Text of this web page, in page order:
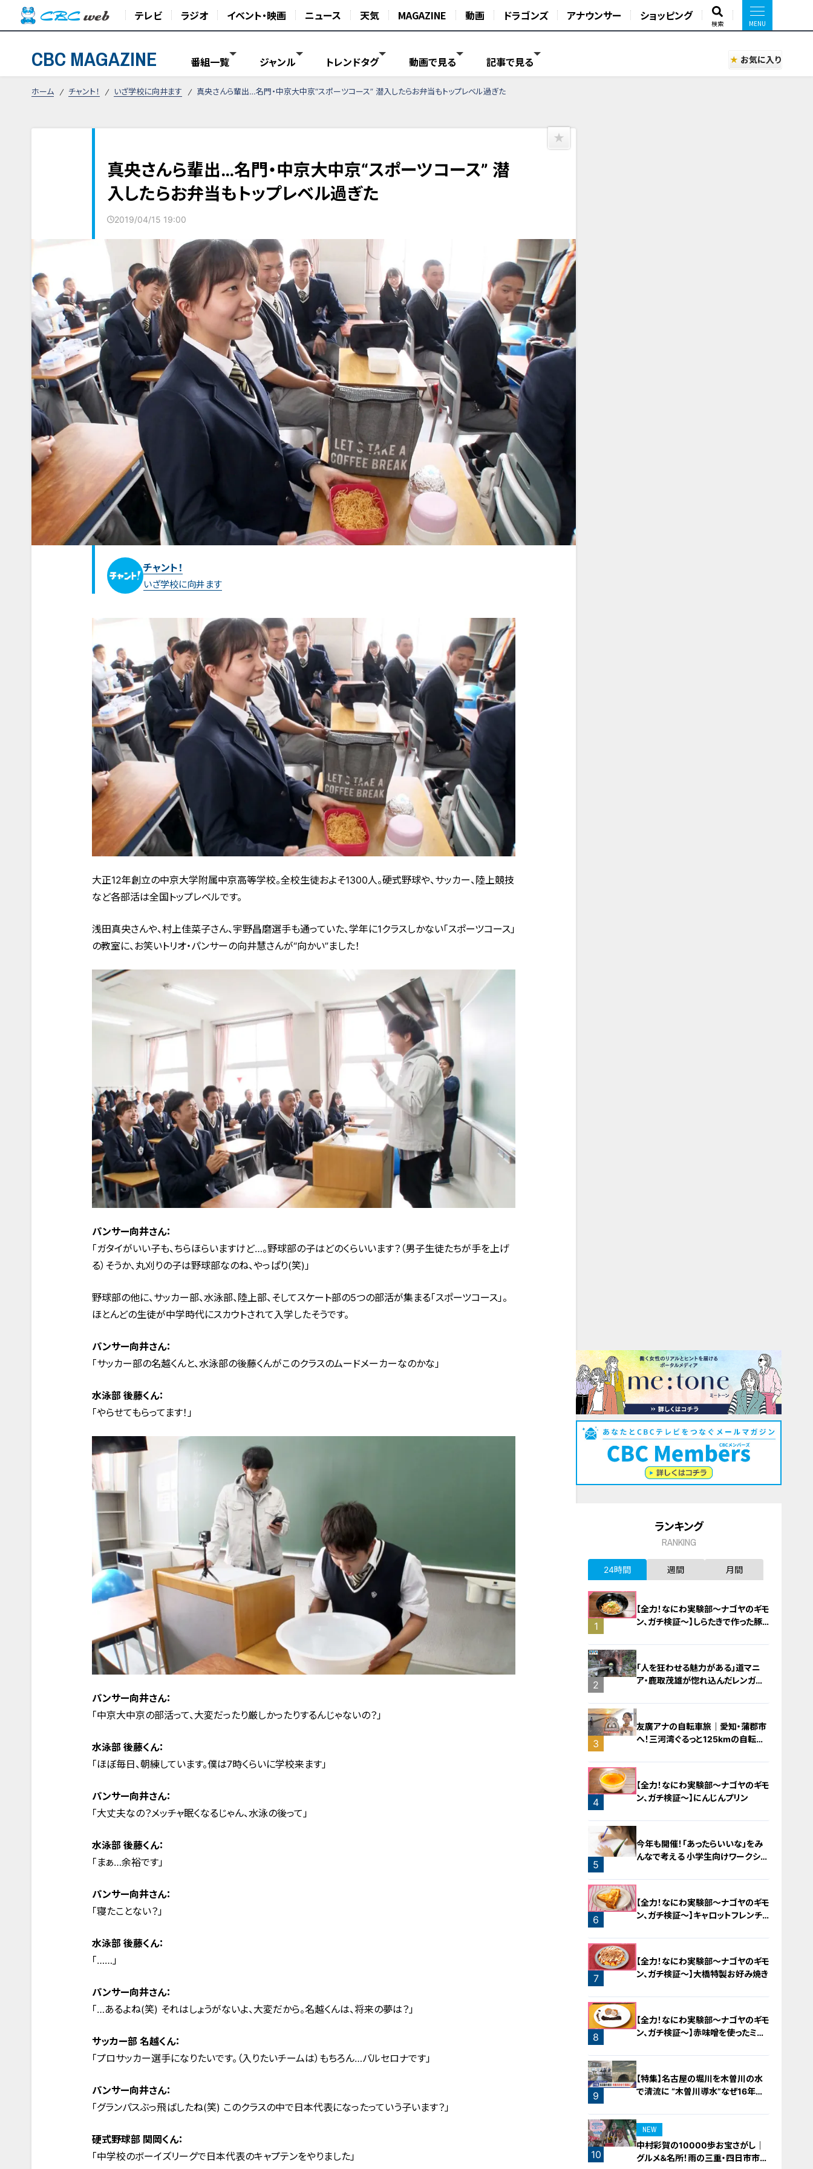
テレビ ラジオ イベント・映画 ニュース 天気 MAGAZINE 動画 ドラゴンズ アナウンサー ショッピング
検索
CBC MAGAZINE 番組一覧 ジャンル トレンドタグ 動画で見る 記事で見る お気に入り
ホーム チャント！ いざ学校に向井ます 真央さんら輩出…名門・中京大中京“スポーツコース” 潜入したらお弁当もトップレベル過ぎた
真央さんら輩出…名門・中京大中京“スポーツコース” 潜
入したらお弁当もトップレベル過ぎた
2019/04/15 19:00
チャント！
いざ学校に向井ます
大正12年創立の中京大学附属中京高等学校。全校生徒およそ1300人。硬式野球や、サッカー、陸上競技
など各部活は全国トップレベルです。
浅田真央さんや、村上佳菜子さん、宇野昌磨選手も通っていた、学年に1クラスしかない「スポーツコース」
の教室に、お笑いトリオ・パンサーの向井慧さんが“向かい”ました！
パンサー向井さん：
「ガタイがいい子も、ちらほらいますけど…。野球部の子はどのくらいいます？（男子生徒たちが手を上げ
る）そうか、丸刈りの子は野球部なのね、やっぱり(笑)」
野球部の他に、サッカー部、水泳部、陸上部、そしてスケート部の5つの部活が集まる「スポーツコース」。
ほとんどの生徒が中学時代にスカウトされて入学したそうです。
パンサー向井さん：
「サッカー部の名越くんと、水泳部の後藤くんがこのクラスのムードメーカーなのかな」
水泳部 後藤くん：
「やらせてもらってます！」
パンサー向井さん：
「中京大中京の部活って、大変だったり厳しかったりするんじゃないの？」
水泳部 後藤くん：
「ほぼ毎日、朝練しています。僕は7時くらいに学校来ます」
パンサー向井さん：
「大丈夫なの？メッチャ眠くなるじゃん、水泳の後って」
水泳部 後藤くん：
「まぁ…余裕です」
パンサー向井さん：
「寝たことない？」
水泳部 後藤くん：
「……」
パンサー向井さん：
「…あるよね(笑) それはしょうがないよ、大変だから。名越くんは、将来の夢は？」
サッカー部 名越くん：
「プロサッカー選手になりたいです。（入りたいチームは）もちろん…バルセロナです」
パンサー向井さん：
「グランパスぶっ飛ばしたね(笑) このクラスの中で日本代表になったっていう子います？」
硬式野球部 関岡くん：
「中学校のボーイズリーグで日本代表のキャプテンをやりました」
ランキング
RANKING
24時間 週間 月間
1
【全力！なにわ実験部～ナゴヤのギモ
ン、ガチ検証～】しらたきで作った豚
2
「人を狂わせる魅力がある」道マニ
ア・鹿取茂雄が惚れ込んだレンガの
3
友廣アナの自転車旅｜愛知・蒲郡市
へ！三河湾ぐるっと125kmの自転車
4
【全力！なにわ実験部～ナゴヤのギモ
ン、ガチ検証～】にんじんプリン
5
今年も開催！「あったらいいな」をみ
んなで考える 小学生向けワークショ
6
【全力！なにわ実験部～ナゴヤのギモ
ン、ガチ検証～】キャロットフレンチ
7
【全力！なにわ実験部～ナゴヤのギモ
ン、ガチ検証～】大橋特製お好み焼き
8
【全力！なにわ実験部～ナゴヤのギモ
ン、ガチ検証～】赤味噌を使ったミル
9
【特集】名古屋の堀川を木曽川の水
で清流に “木曽川導水”なぜ16年ぶ
10
NEW
中村彩賀の10000歩お宝さがし｜
グルメ＆名所！雨の三重・四日市市で